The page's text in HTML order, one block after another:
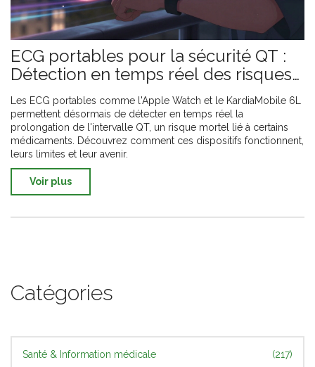
ECG portables pour la sécurité QT :
Détection en temps réel des risques
cardiaques
Les ECG portables comme l'Apple Watch et le KardiaMobile 6L
permettent désormais de détecter en temps réel la
prolongation de l'intervalle QT, un risque mortel lié à certains
médicaments. Découvrez comment ces dispositifs fonctionnent,
leurs limites et leur avenir.
Voir plus
Catégories
Santé & Information médicale (217)